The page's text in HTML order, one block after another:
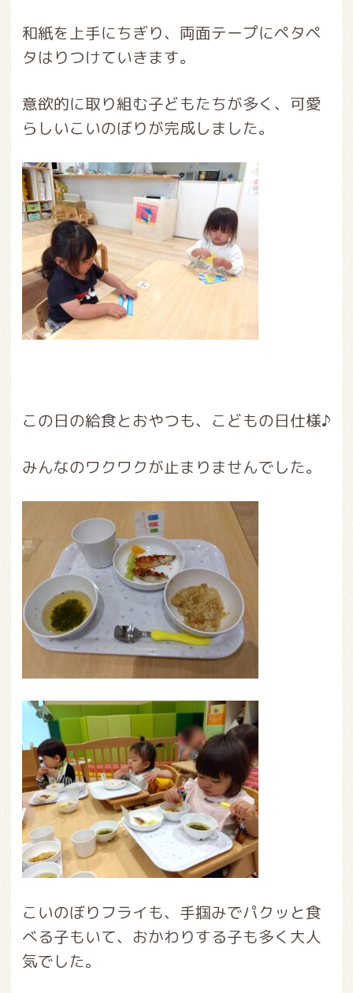
和紙を上手にちぎり、両面テープにペタペ
タはりつけていきます。
意欲的に取り組む子どもたちが多く、可愛
らしいこいのぼりが完成しました。
この日の給食とおやつも、こどもの日仕様♪
みんなのワクワクが止まりませんでした。
こいのぼりフライも、手掴みでパクッと食
べる子もいて、おかわりする子も多く大人
気でした。